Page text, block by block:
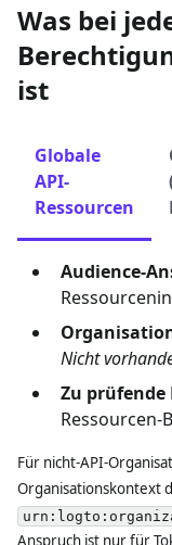
Was bei
ist
Globale
API-
Ressourcen
Audience-
Nicht
Zu prüfende
Ressourcen-
Für nicht-API-
Organisationskontext
Anspruch ist nur für